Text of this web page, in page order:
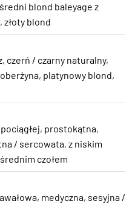
średni blond baleyage z
, złoty blond
, czerń / czarny naturalny,
oberżyna, platynowy blond,
pociągłej, prostokątna,
/ sercowata, z niskim
czołem
, medyczna, sesyjna /